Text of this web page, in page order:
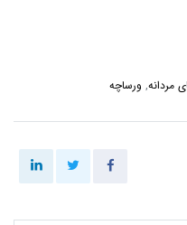
مردانه, ورساچه